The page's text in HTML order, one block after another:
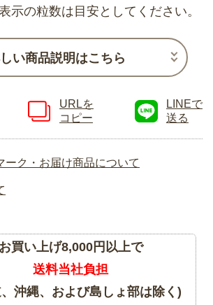
示の粒数は目安としてください。
い商品説明はこちら
URLを
コピー
LINEで
送る
ーク・お届け商品について
お買い上げ8,000円以上で
送料当社負担
沖縄、および島しょ部は除く)